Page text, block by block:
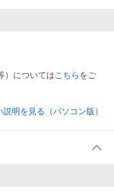
）についてはこちら をご
明を見る（パソコン版）